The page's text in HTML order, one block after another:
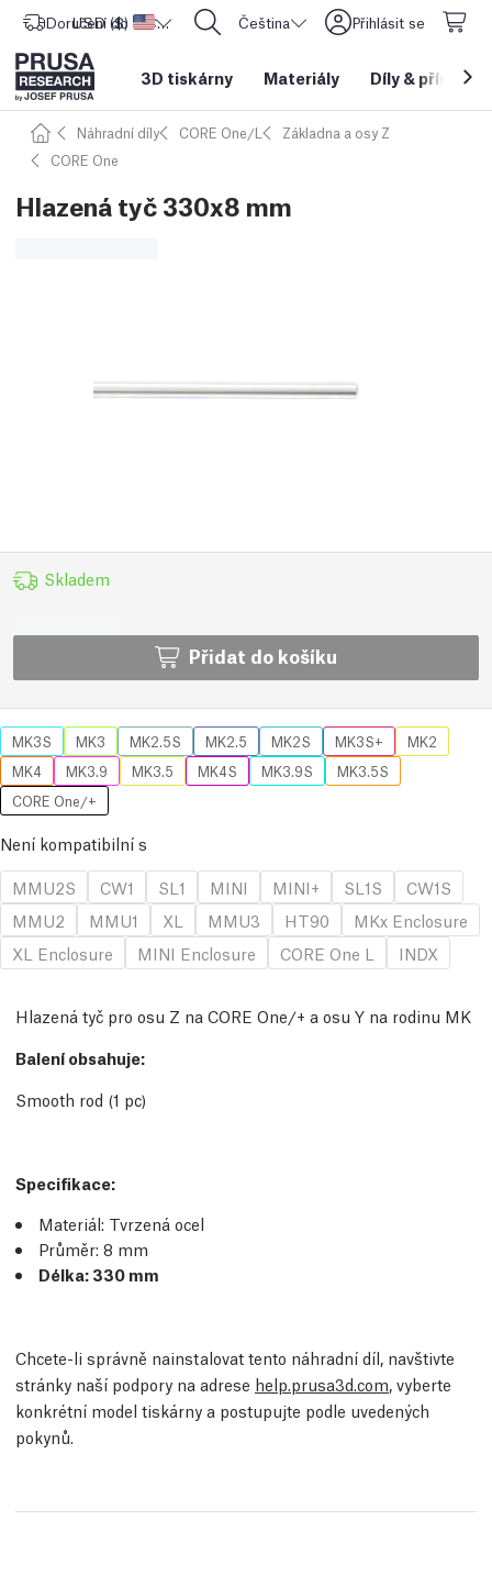
Doručení do Spojené státy americké
USD ($) CORE One L: Nyní skladem! Čeština Přihlásit se
3D tiskárny Materiály Díly &
Náhradní díly CORE One/L
Základna a osy Z
CORE One
Hlazená tyč 330x8 mm
Skladem
Přidat do košíku
MK3S MK3 MK2.5S MK2.5 MK2S MK3S+
MK2
MK4
MK3.9 MK3.5 MK4S MK3.9S
MK3.5S
CORE One/+
Není kompatibilní s
MMU2S
CW1 SL1 MINI MINI+ SL1S
CW1S
MMU2
MMU1 XL MMU3 HT90
MKx Enclosure
XL Enclosure
MINI Enclosure CORE One L INDX
Hlazená tyč pro osu Z na CORE One/+ a osu Y na rodinu MK
Balení obsahuje:
Smooth rod (1 pc)
Specifikace:
Materiál: Tvrzená ocel
Průměr: 8 mm
Délka: 330 mm
Chcete-li správně nainstalovat tento náhradní díl, navštivte
stránky naší podpory na adrese help.prusa3d.com, vyberte
konkrétní model tiskárny a postupujte podle uvedených
pokynů.